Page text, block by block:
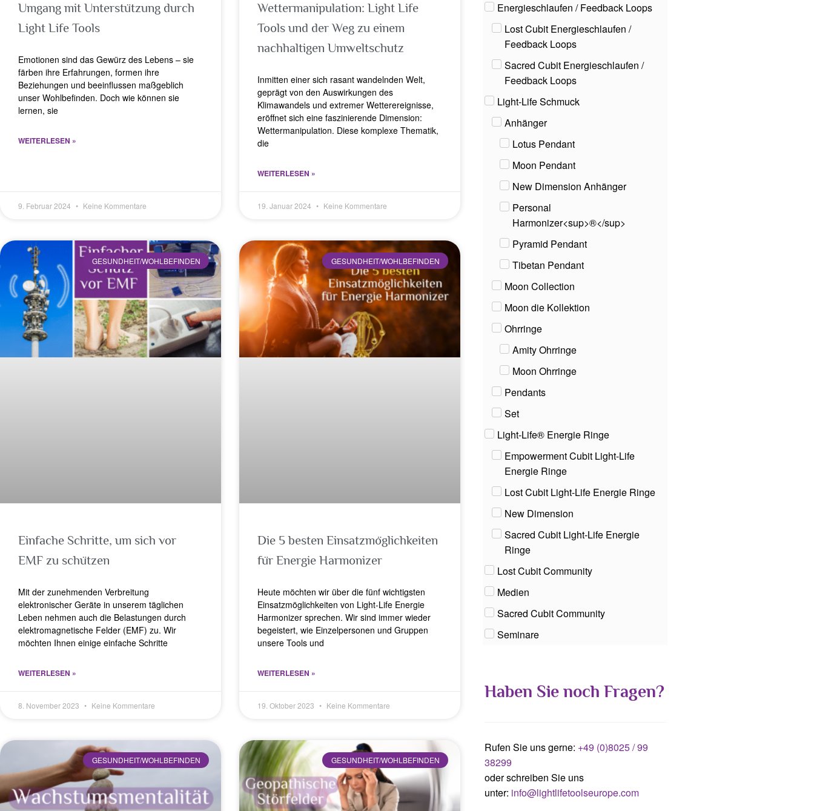
Umgang mit Unterstützung durch
Light Life Tools
Emotionen sind das Gewürz des Lebens – sie
färben ihre Erfahrungen, formen ihre
Beziehungen und beeinflussen maßgeblich
unser Wohlbefinden. Doch wie können sie
lernen, sie
WEITERLESEN »
9. Februar 2024 Keine Kommentare
Wettermanipulation: Light Life
Tools und der Weg zu einem
nachhaltigen Umweltschutz
Inmitten einer sich rasant wandelnden Welt,
geprägt von den Auswirkungen des
Klimawandels und extremer Wetterereignisse,
eröffnet sich eine faszinierende Dimension:
Wettermanipulation. Diese komplexe Thematik,
die
WEITERLESEN »
19. Januar 2024 Keine Kommentare
GESUNDHEIT/WOHLBEFINDEN
Einfache Schritte, um sich vor
EMF zu schützen
Mit der zunehmenden Verbreitung
elektronischer Geräte in unserem täglichen
Leben nehmen auch die Belastungen durch
elektromagnetische Felder (EMF) zu. Wir
möchten Ihnen einige einfache Schritte
WEITERLESEN »
8. November 2023 Keine Kommentare
GESUNDHEIT/WOHLBEFINDEN
Die 5 besten Einsatzmöglichkeiten
für Energie Harmonizer
Heute möchten wir über die fünf wichtigsten
Einsatzmöglichkeiten von Light-Life Energie
Harmonizer sprechen. Wir sind immer wieder
begeistert, wie Einzelpersonen und Gruppen
unsere Tools und
WEITERLESEN »
19. Oktober 2023 Keine Kommentare
GESUNDHEIT/WOHLBEFINDEN GESUNDHEIT/WOHLBEFINDEN
Energieschlaufen / Feedback Loops
Lost Cubit Energieschlaufen /
Feedback Loops
Sacred Cubit Energieschlaufen /
Feedback Loops
Light-Life Schmuck
Anhänger
Lotus Pendant
Moon Pendant
New Dimension Anhänger
Personal
Harmonizer<sup>®</sup>
Pyramid Pendant
Tibetan Pendant
Moon Collection
Moon die Kollektion
Ohrringe
Amity Ohrringe
Moon Ohrringe
Pendants
Set
Light-Life® Energie Ringe
Empowerment Cubit Light-Life
Energie Ringe
Lost Cubit Light-Life Energie Ringe
New Dimension
Sacred Cubit Light-Life Energie
Ringe
Lost Cubit Community
Medien
Sacred Cubit Community
Seminare
Haben Sie noch Fragen?
Rufen Sie uns gerne: +49 (0)8025 / 99
38299
oder schreiben Sie uns
unter: info@lightlifetoolseurope.com